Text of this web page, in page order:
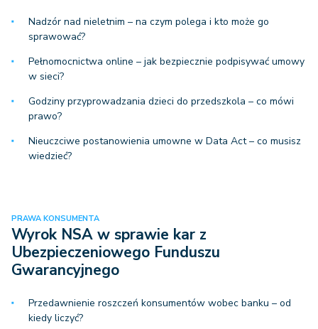
Nadzór nad nieletnim – na czym polega i kto może go
sprawować?
Pełnomocnictwa online – jak bezpiecznie podpisywać umowy
w sieci?
Godziny przyprowadzania dzieci do przedszkola – co mówi
prawo?
Nieuczciwe postanowienia umowne w Data Act – co musisz
wiedzieć?
PRAWA KONSUMENTA
Wyrok NSA w sprawie kar z
Ubezpieczeniowego Funduszu
Gwarancyjnego
Przedawnienie roszczeń konsumentów wobec banku – od
kiedy liczyć?